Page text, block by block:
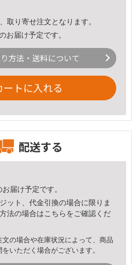
取り寄せ注文となります。
お届け予定です。
方法・送料について
ートに入れる
配送する
届け予定です。
ット、代金引換の場合に限りま
法の場合はこちら をご確認くだ
の場合や在庫状況によって、商品
いただく場合がございます。